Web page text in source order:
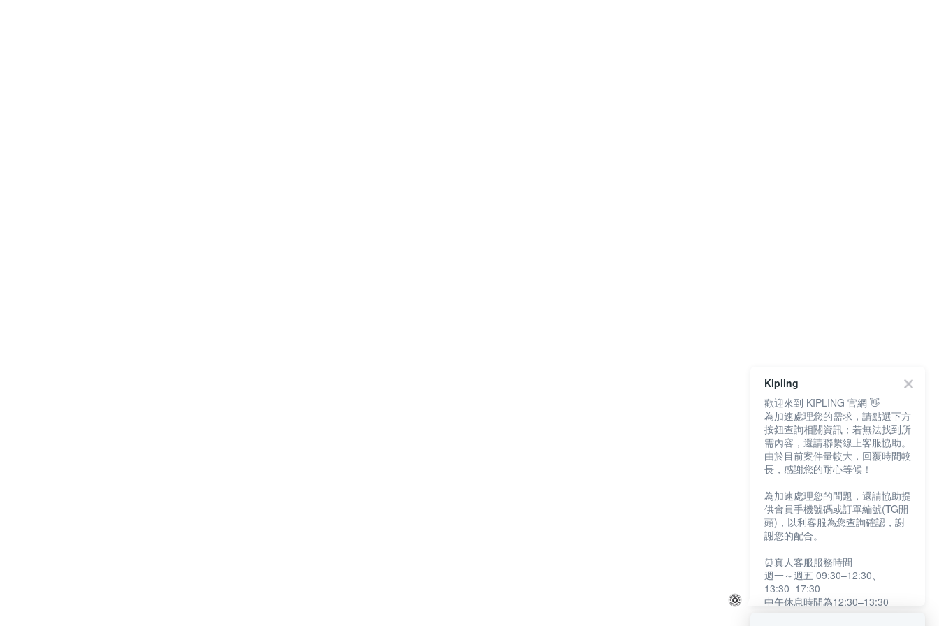
Kipling
歡迎來到 KIPLING 官網 👋
為加速處理您的需求，請點選下方
按鈕查詢相關資訊；若無法找到所
需內容，還請聯繫線上客服協助。
由於目前案件量較大，回覆時間較
長，感謝您的耐心等候！
為加速處理您的問題，還請協助提
供會員手機號碼或訂單編號(TG開
頭)，以利客服為您查詢確認，謝
謝您的配合。
⏰真人客服服務時間
週一～週五 09:30–12:30、
13:30–17:30
中午休息時間為12:30–13:30